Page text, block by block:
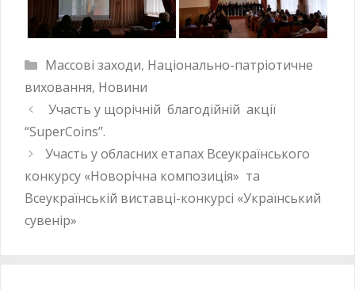
Массові заходи, Національно-патріотичне
виховання, Новини
Участь у щорічній благодійній акції
“SuperCoins”.
Участь у обласних етапах Всеукраїнського
конкурсу «Новорічна композиція» та
Всеукраїнській виставці-конкурсі «Український
сувенір»